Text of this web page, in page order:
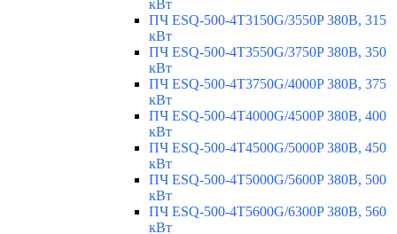
кВт
ПЧ ESQ-500-4T3150G/3550P 380В, 315
кВт
ПЧ ESQ-500-4T3550G/3750P 380В, 350
кВт
ПЧ ESQ-500-4T3750G/4000P 380В, 375
кВт
ПЧ ESQ-500-4T4000G/4500P 380В, 400
кВт
ПЧ ESQ-500-4T4500G/5000P 380В, 450
кВт
ПЧ ESQ-500-4T5000G/5600P 380В, 500
кВт
ПЧ ESQ-500-4T5600G/6300P 380В, 560
кВт